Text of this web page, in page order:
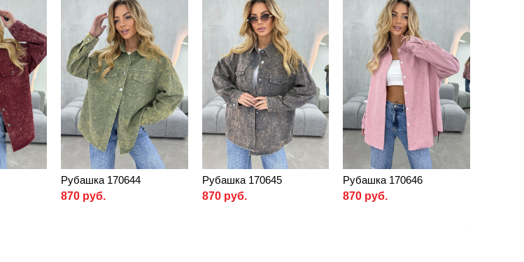
Рубашка 170644
870 руб.
Рубашка 170645
870 руб.
Рубашка 170646
870 руб.